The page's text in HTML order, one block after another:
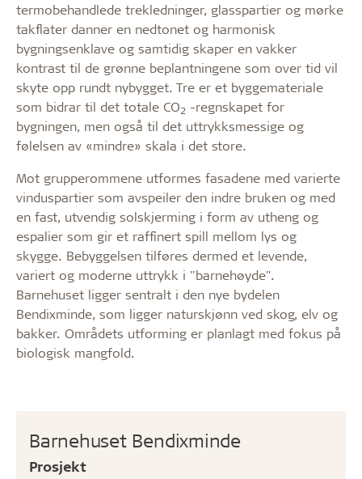
Barnehuset Bendixminde
Prosjekt
termobehandlede trekledninger, glasspartier og mørke
takflater danner en nedtonet og harmonisk
bygningsenklave og samtidig skaper en vakker
kontrast til de grønne beplantningene som over tid vil
skyte opp rundt nybygget. Tre er et byggemateriale
som bidrar til det totale CO2 -regnskapet for
bygningen, men også til det uttrykksmessige og
følelsen av «mindre» skala i det store.
Mot grupperommene utformes fasadene med varierte
vinduspartier som avspeiler den indre bruken og med
en fast, utvendig solskjerming i form av utheng og
espalier som gir et raffinert spill mellom lys og
skygge. Bebyggelsen tilføres dermed et levende,
variert og moderne uttrykk i "barnehøyde".
Barnehuset ligger sentralt i den nye bydelen
Bendixminde, som ligger naturskjønn ved skog, elv og
bakker. Områdets utforming er planlagt med fokus på
biologisk mangfold.